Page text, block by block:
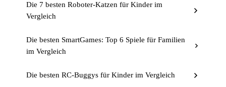
Die 7 besten Roboter-Katzen für Kinder im
Vergleich
Die besten SmartGames: Top 6 Spiele für Familien
im Vergleich
Die besten RC-Buggys für Kinder im Vergleich